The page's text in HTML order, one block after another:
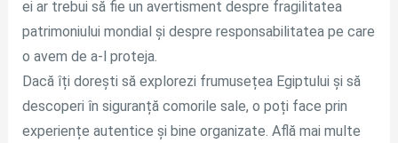
ei ar trebui să fie un avertisment despre fragilitatea
patrimoniului mondial și despre responsabilitatea pe care
o avem de a-l proteja.
Dacă îți dorești să explorezi frumusețea Egiptului și să
descoperi în siguranță comorile sale, o poți face prin
experiențe autentice și bine organizate. Află mai multe